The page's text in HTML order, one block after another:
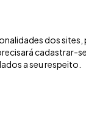
dos
cadastrar-
a seu respeito.